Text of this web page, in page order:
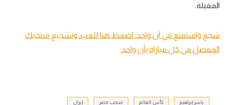
المقبلة.
شجع واستمتع في آن واحد، اضغط هنا للعب، وتشجيع منتخبك
المفضل في كل مباراة بآن واحد.
ياسر إبراهيم كأس العالم منتخب مصر إيران